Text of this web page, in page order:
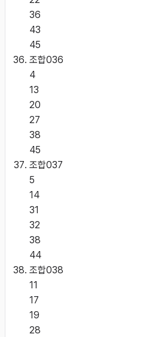
36
43
45
조합036
4
13
20
27
38
45
조합037
5
14
31
32
38
44
조합038
11
17
19
28